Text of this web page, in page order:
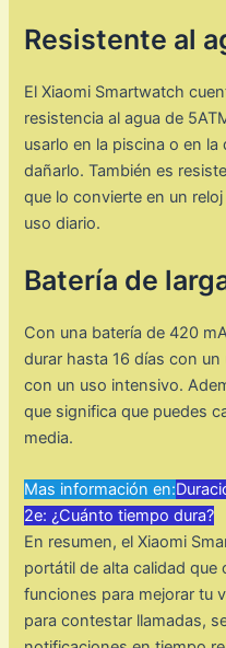
Resistente al
El Xiaomi Smartwatch
resistencia al agua de
usarlo en la piscina o en
dañarlo. También es
que lo convierte en un
uso diario.
Batería de
Con una batería de 420
durar hasta 16 días con
con un uso intensivo.
que significa que puedes
media.
Mas información en:
2e: ¿Cuánto tiempo dura?
En resumen, el Xiaomi
portátil de alta calidad que
funciones para mejorar tu
para contestar llamadas,